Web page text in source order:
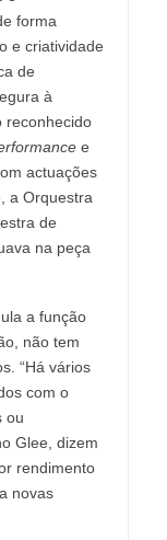
forma
e criatividade
de
à
reconhecido
e
actuações
a Orquestra
de
na peça
a função
não tem
“Há vários
com o
ou
Glee, dizem
rendimento
novas